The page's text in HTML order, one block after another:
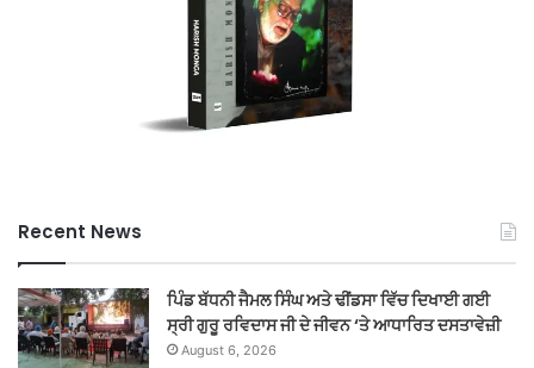
Recent News
ਪਿੰਡ ਬੱਧਨੀ ਜੈਮਲ ਸਿੰਘ ਅਤੇ ਢੀਂਡਸਾ ਵਿੱਚ ਦਿਖਾਈ ਗਈ
ਸ੍ਰੀ ਗੁਰੂ ਰਵਿਦਾਸ ਜੀ ਦੇ ਜੀਵਨ ‘ਤੇ ਆਧਾਰਿਤ ਦਸਤਾਵੇਜ਼ੀ
August 6, 2026